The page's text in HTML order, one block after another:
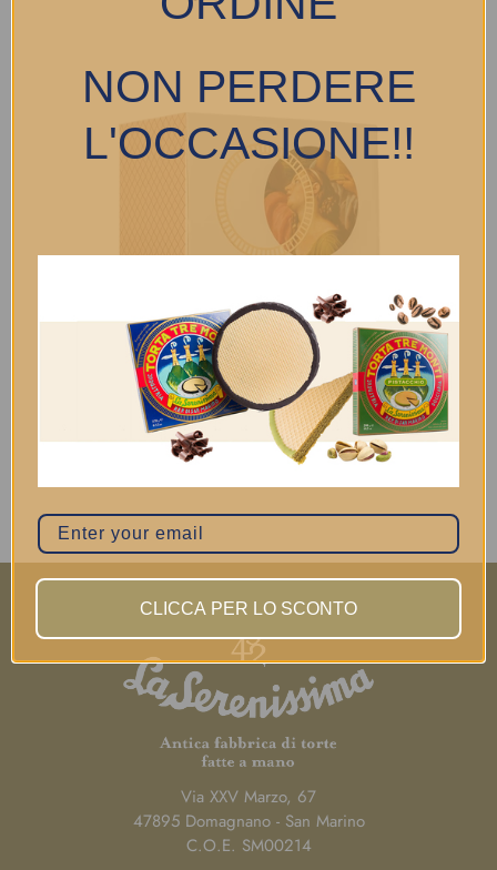
Via XXV Marzo, 67
47895 Domagnano - San Marino
C.O.E. SM00214
NON PERDERE
L'OCCASIONE!!
CLICCA PER LO SCONTO